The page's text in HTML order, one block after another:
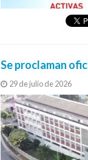
Se proclaman
29 de julio de 2026